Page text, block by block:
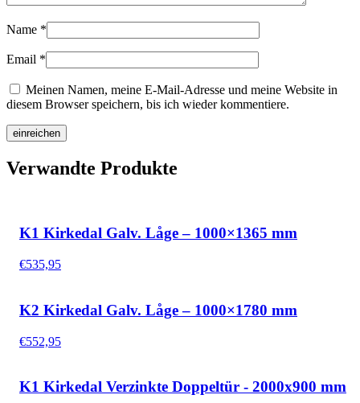
Name *
Email *
Meinen Namen, meine E-Mail-Adresse und meine Website in
diesem Browser speichern, bis ich wieder kommentiere.
Verwandte Produkte
K1 Kirkedal Galv. Låge – 1000×1365 mm
€535,95
K2 Kirkedal Galv. Låge – 1000×1780 mm
€552,95
K1 Kirkedal Verzinkte Doppeltür - 2000x900 mm